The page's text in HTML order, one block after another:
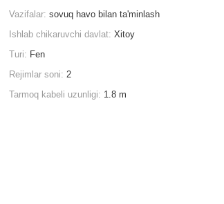
Vazifalar:sovuq havo bilan ta'minlash
Ishlab chikaruvchi davlat:Xitoy
Turi: Fen
Rejimlar soni:2
Tarmoq kabeli uzunligi: 1.8 m